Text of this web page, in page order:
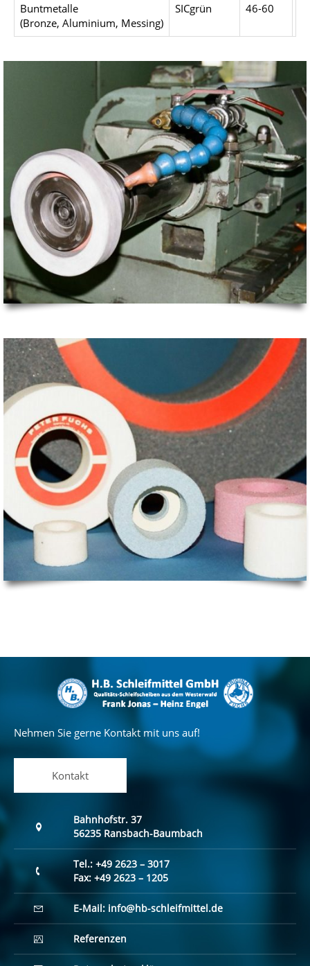
Buntmetalle
(Bronze, Aluminium, Messing)
SICgrün 46-60
Nehmen Sie gerne Kontakt mit uns auf!
Kontakt
Bahnhofstr. 37
56235 Ransbach-Baumbach
Tel.: +49 2623 – 3017
Fax: +49 2623 – 1205
E-Mail: info@hb-schleifmittel.de
Referenzen